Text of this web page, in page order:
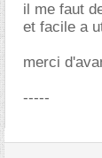
il me faut
et facile a
merci
-----